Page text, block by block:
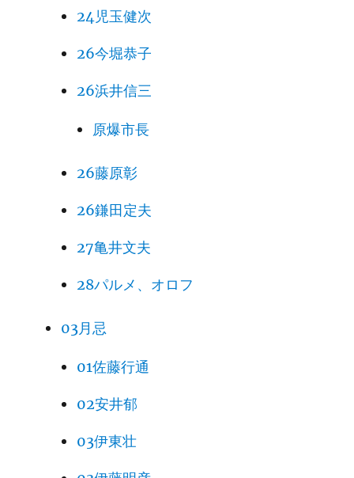
24児玉健次
26今堀恭子
26浜井信三
原爆市長
26藤原彰
26鎌田定夫
27亀井文夫
28パルメ、オロフ
03月忌
01佐藤行通
02安井郁
03伊東壮